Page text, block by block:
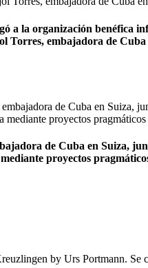
a la organización benéfica
Torres, embajadora de
de Cuba en Suiza,
proyectos
by Urs Portmann.